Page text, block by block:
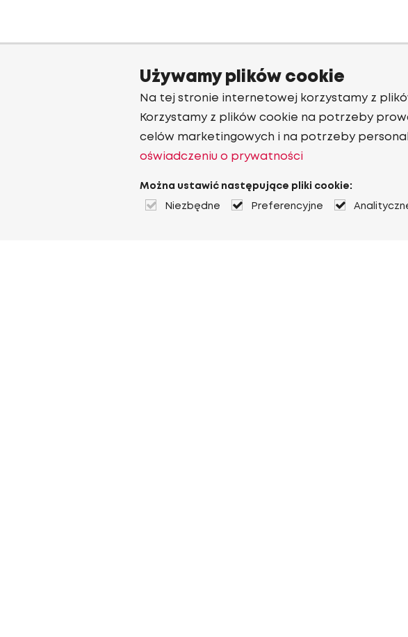
Używamy plików cookie
Na tej stronie internetowej korzystamy z
Korzystamy z plików cookie na potrzeby
celów marketingowych i na potrzeby
oświadczeniu o prywatności
Można ustawić następujące pliki cookie:
Niezbędne Preferencyjne